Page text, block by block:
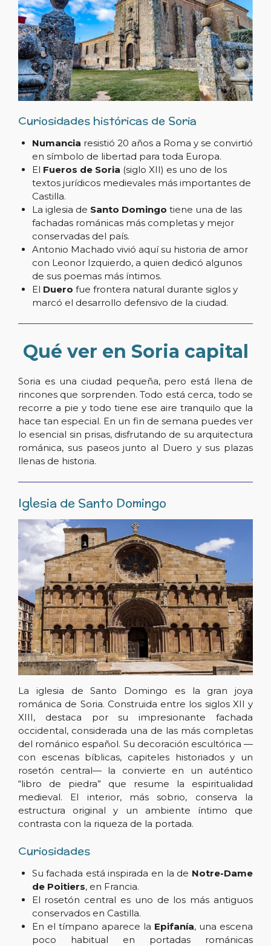
Curiosidades históricas de Soria
Numancia resistió 20 años a Roma y se convirtió
en símbolo de libertad para toda Europa.
El Fueros de Soria (siglo XII) es uno de los
textos jurídicos medievales más importantes de
Castilla.
La iglesia de Santo Domingo tiene una de las
fachadas románicas más completas y mejor
conservadas del país.
Antonio Machado vivió aquí su historia de amor
con Leonor Izquierdo, a quien dedicó algunos
de sus poemas más íntimos.
El Duero fue frontera natural durante siglos y
marcó el desarrollo defensivo de la ciudad.
Qué ver en Soria capital
Soria es una ciudad pequeña, pero está llena de
rincones que sorprenden. Todo está cerca, todo se
recorre a pie y todo tiene ese aire tranquilo que la
hace tan especial. En un fin de semana puedes ver
lo esencial sin prisas, disfrutando de su arquitectura
románica, sus paseos junto al Duero y sus plazas
llenas de historia.
Iglesia de Santo Domingo
La iglesia de Santo Domingo es la gran joya
románica de Soria. Construida entre los siglos XII y
XIII, destaca por su impresionante fachada
occidental, considerada una de las más completas
del románico español. Su decoración escultórica —
con escenas bíblicas, capiteles historiados y un
rosetón central— la convierte en un auténtico
“libro de piedra” que resume la espiritualidad
medieval. El interior, más sobrio, conserva la
estructura original y un ambiente íntimo que
contrasta con la riqueza de la portada.
Curiosidades
Su fachada está inspirada en la de Notre-Dame
de Poitiers, en Francia.
El rosetón central es uno de los más antiguos
conservados en Castilla.
En el tímpano aparece la Epifanía, una escena
poco habitual en portadas románicas